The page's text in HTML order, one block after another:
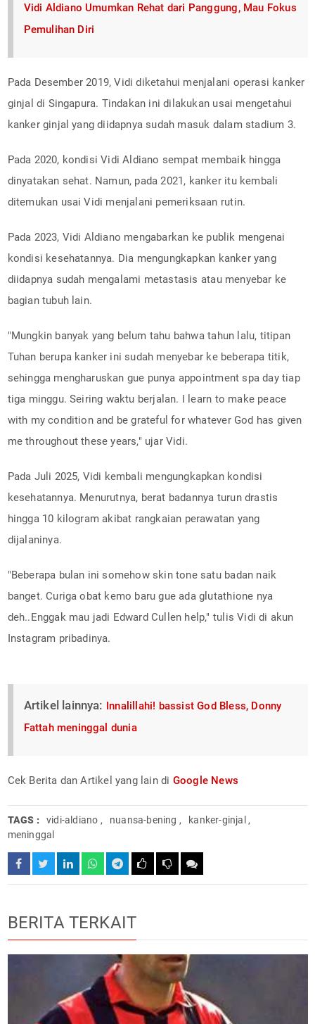
Vidi Aldiano Umumkan Rehat dari Panggung, Mau Fokus
Pemulihan Diri
Pada Desember 2019, Vidi diketahui menjalani operasi kanker
ginjal di Singapura. Tindakan ini dilakukan usai mengetahui
kanker ginjal yang diidapnya sudah masuk dalam stadium 3.
Pada 2020, kondisi Vidi Aldiano sempat membaik hingga
dinyatakan sehat. Namun, pada 2021, kanker itu kembali
ditemukan usai Vidi menjalani pemeriksaan rutin.
Pada 2023, Vidi Aldiano mengabarkan ke publik mengenai
kondisi kesehatannya. Dia mengungkapkan kanker yang
diidapnya sudah mengalami metastasis atau menyebar ke
bagian tubuh lain.
"Mungkin banyak yang belum tahu bahwa tahun lalu, titipan
Tuhan berupa kanker ini sudah menyebar ke beberapa titik,
sehingga mengharuskan gue punya appointment spa day tiap
tiga minggu. Seiring waktu berjalan. I learn to make peace
with my condition and be grateful for whatever God has given
me throughout these years," ujar Vidi.
Pada Juli 2025, Vidi kembali mengungkapkan kondisi
kesehatannya. Menurutnya, berat badannya turun drastis
hingga 10 kilogram akibat rangkaian perawatan yang
dijalaninya.
"Beberapa bulan ini somehow skin tone satu badan naik
banget. Curiga obat kemo baru gue ada glutathione nya
deh..Enggak mau jadi Edward Cullen help," tulis Vidi di akun
Instagram pribadinya.
Artikel lainnya: Innalillahi! bassist God Bless, Donny
Fattah meninggal dunia
Cek Berita dan Artikel yang lain di Google News
TAGS : vidi-aldiano , nuansa-bening , kanker-ginjal,
meninggal
BERITA TERKAIT